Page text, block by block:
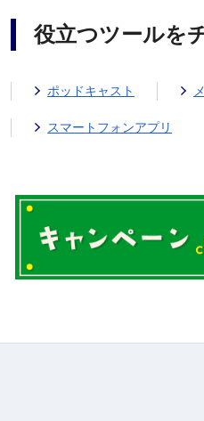
役立つツールを
ポッドキャスト
スマートフォンアプリ